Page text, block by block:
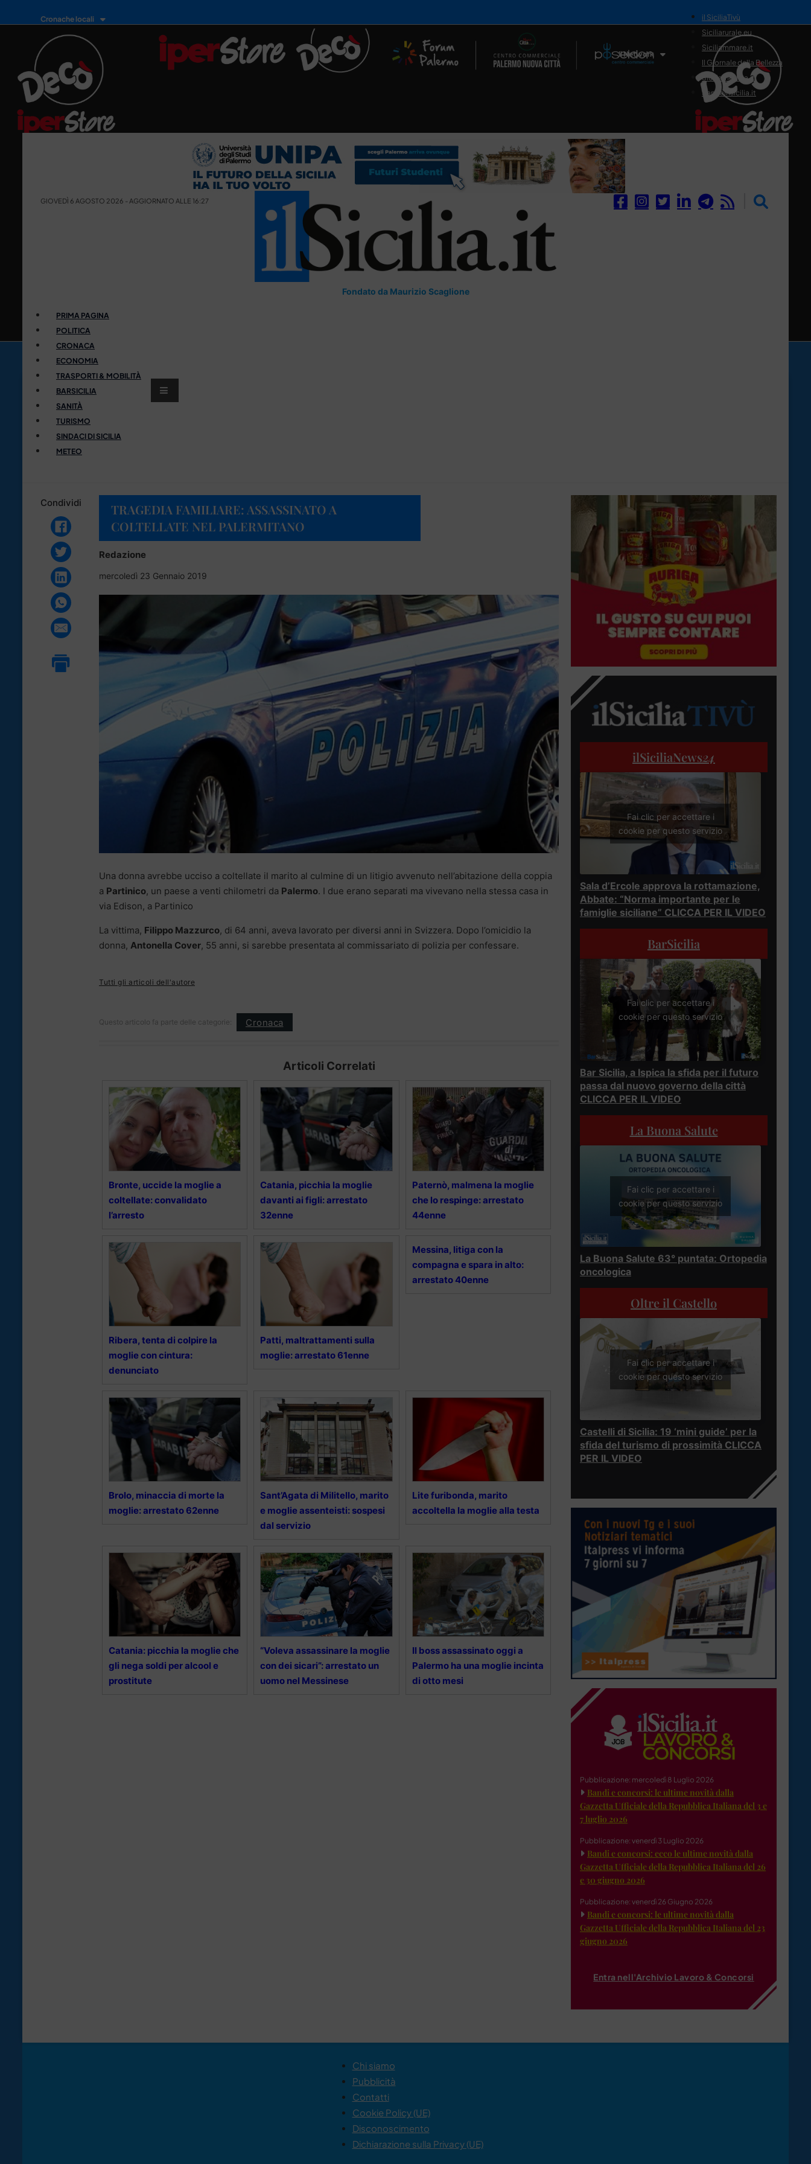
Cronache locali
Il Network
il SiciliaTivù
Siciliarurale.eu
Siciliammare.it
Il Giornale della Bellezza
Siciliamedica.it
Sanitainsicilia.it
GIOVEDÌ 6 AGOSTO 2026 - AGGIORNATO ALLE 16:27
Fondato da Maurizio Scaglione
PRIMA PAGINA
POLITICA
CRONACA
ECONOMIA
TRASPORTI & MOBILITÀ
BARSICILIA
SANITÀ
TURISMO
SINDACI DI SICILIA
METEO
Condividi
TRAGEDIA FAMILIARE: ASSASSINATO A
COLTELLATE NEL PALERMITANO
Redazione
mercoledì 23 Gennaio 2019
Una donna avrebbe ucciso a coltellate il marito al culmine di un litigio avvenuto nell’abitazione della coppia
a Partinico, un paese a venti chilometri da Palermo. I due erano separati ma vivevano nella stessa casa in
via Edison, a Partinico
La vittima, Filippo Mazzurco, di 64 anni, aveva lavorato per diversi anni in Svizzera. Dopo l’omicidio la
donna, Antonella Cover, 55 anni, si sarebbe presentata al commissariato di polizia per confessare.
Tutti gli articoli dell'autore
Questo articolo fa parte delle categorie: Cronaca
Articoli Correlati
Bronte, uccide la moglie a
coltellate: convalidato
l’arresto
Catania, picchia la moglie
davanti ai figli: arrestato
32enne
Paternò, malmena la moglie
che lo respinge: arrestato
44enne
Ribera, tenta di colpire la
moglie con cintura:
denunciato
Patti, maltrattamenti sulla
moglie: arrestato 61enne
Messina, litiga con la
compagna e spara in alto:
arrestato 40enne
Brolo, minaccia di morte la
moglie: arrestato 62enne
Sant’Agata di Militello, marito
e moglie assenteisti: sospesi
dal servizio
Lite furibonda, marito
accoltella la moglie alla testa
Catania: picchia la moglie che
gli nega soldi per alcool e
prostitute
“Voleva assassinare la moglie
con dei sicari”: arrestato un
uomo nel Messinese
Il boss assassinato oggi a
Palermo ha una moglie incinta
di otto mesi
ilSiciliaNews24
Fai clic per accettare i
cookie per questo servizio
Sala d’Ercole approva la rottamazione,
Abbate: “Norma importante per le
famiglie siciliane” CLICCA PER IL VIDEO
BarSicilia
Fai clic per accettare i
cookie per questo servizio
Bar Sicilia, a Ispica la sfida per il futuro
passa dal nuovo governo della città
CLICCA PER IL VIDEO
La Buona Salute
Fai clic per accettare i
cookie per questo servizio
La Buona Salute 63° puntata: Ortopedia
oncologica
Oltre il Castello
Fai clic per accettare i
cookie per questo servizio
Castelli di Sicilia: 19 ‘mini guide’ per la
sfida del turismo di prossimità CLICCA
PER IL VIDEO
Pubblicazione: mercoledì 8 Luglio 2026
Bandi e concorsi: le ultime novità dalla
Gazzetta Ufficiale della Repubblica Italiana del 3 e
7 luglio 2026
Pubblicazione: venerdì 3 Luglio 2026
Bandi e concorsi: ecco le ultime novità dalla
Gazzetta Ufficiale della Repubblica Italiana del 26
e 30 giugno 2026
Pubblicazione: venerdì 26 Giugno 2026
Bandi e concorsi: le ultime novità dalla
Gazzetta Ufficiale della Repubblica Italiana del 23
giugno 2026
Entra nell'Archivio Lavoro & Concorsi
Chi siamo
Pubblicità
Contatti
Cookie Policy (UE)
Disconoscimento
Dichiarazione sulla Privacy (UE)